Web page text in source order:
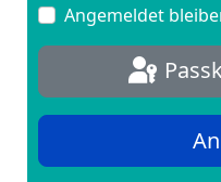
Angemeldet